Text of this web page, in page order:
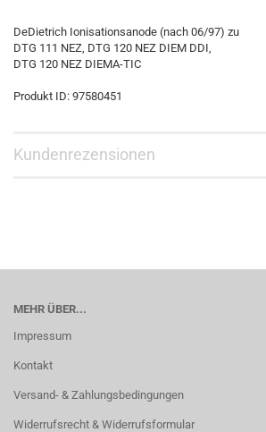
DeDietrich Ionisationsanode (nach 06/97) zu
DTG 111 NEZ, DTG 120 NEZ DIEM DDI,
DTG 120 NEZ DIEMA-TIC
Produkt ID: 97580451
Kundenrezensionen
MEHR ÜBER...
Impressum
Kontakt
Versand- & Zahlungsbedingungen
Widerrufsrecht & Widerrufsformular